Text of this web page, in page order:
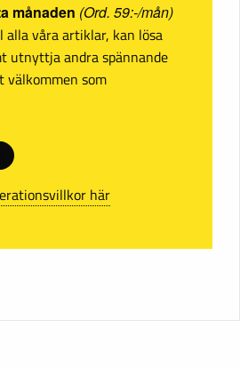
månaden (Ord. 59:-/mån)
våra artiklar, kan lösa
utnyttja andra spännande
välkommen som
här